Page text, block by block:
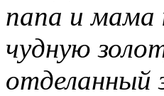
папа и мама
чудную
отделанный